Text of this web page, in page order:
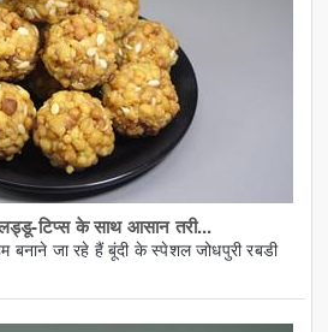
टिप्स के साथ आसान तरी...
जा रहे हैं बूंदी के स्पेशल जोधपुरी रबडी